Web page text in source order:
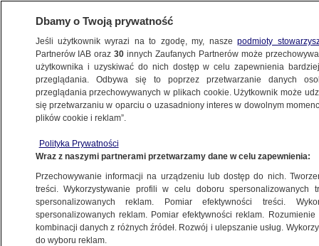
MORDERSTWO
"To było demoniczne". Klient
podejrzany o zamordowanie
dostawcy jedzenia
ŚWIAT
Otworzyła drzwi klaunowi. Zastrzelił ją
na oczach syna
Dbamy o Twoją prywatność
Jeśli użytkownik wyrazi na to zgodę, my, naszepodmioty
Partnerów IAB oraz30 innych Zaufanych Partnerów może
użytkownika i uzyskiwać do nich dostęp w celu zapewnienia
przeglądania. Odbywa się to poprzez przetwarzanie danych
przeglądania przechowywanych w plikach cookie. Użytkownik może
się przetwarzaniu w oparciu o uzasadniony interes w dowolnym
plików cookie i reklam”.
Polityka Prywatności
Wraz z naszymi partnerami przetwarzamy dane w celu zapewnienia:
Przechowywanie informacji na urządzeniu lub dostęp do nich.
treści. Wykorzystywanie profili w celu doboru spersonalizowanych
spersonalizowanych reklam. Pomiar efektywności treści.
spersonalizowanych reklam. Pomiar efektywności reklam.
kombinacji danych z różnych źródeł. Rozwój i ulepszanie usług.
do wyboru reklam.